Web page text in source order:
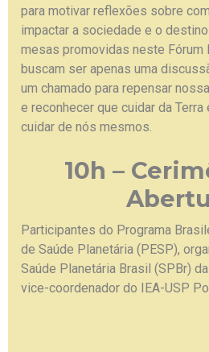
para motivar reflexões sobre
impactar a sociedade e o
mesas promovidas neste Fórum
buscam ser apenas uma
um chamado para repensar
e reconhecer que cuidar da Terra
cuidar de nós mesmos.
10h –
Participantes do Programa
de Saúde Planetária (PESP),
Saúde Planetária Brasil (SPBr)
vice-coordenador do IEA-USP